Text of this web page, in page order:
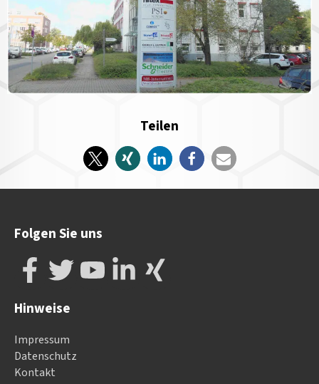
Teilen
Folgen Sie uns
Hinweise
Impressum
Datenschutz
Kontakt